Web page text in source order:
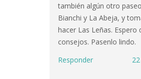
también algún otro
Bianchi y La Abeja, y
hacer Las Leñas. Espero
consejos. Pasenlo lindo.
Responder